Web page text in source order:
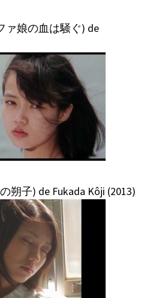
ァ娘の血は騒ぐ) de
朔子) de Fukada Kôji (2013)